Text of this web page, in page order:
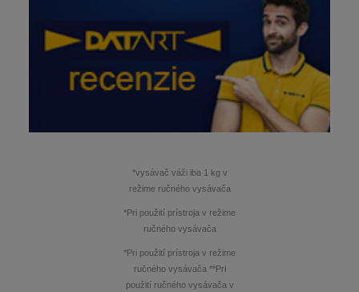
*vysávač váži iba 1 kg v
režime ručného vysávača
*Pri použití prístroja v režime
ručného vysávača
*Pri použití prístroja v režime
ručného vysávača **Pri
použití ručného vysávača v